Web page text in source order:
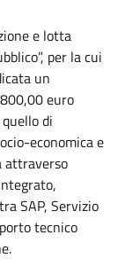
e lotta
per la cui
un
euro
di
economica e
attraverso
SAP, Servizio
tecnico